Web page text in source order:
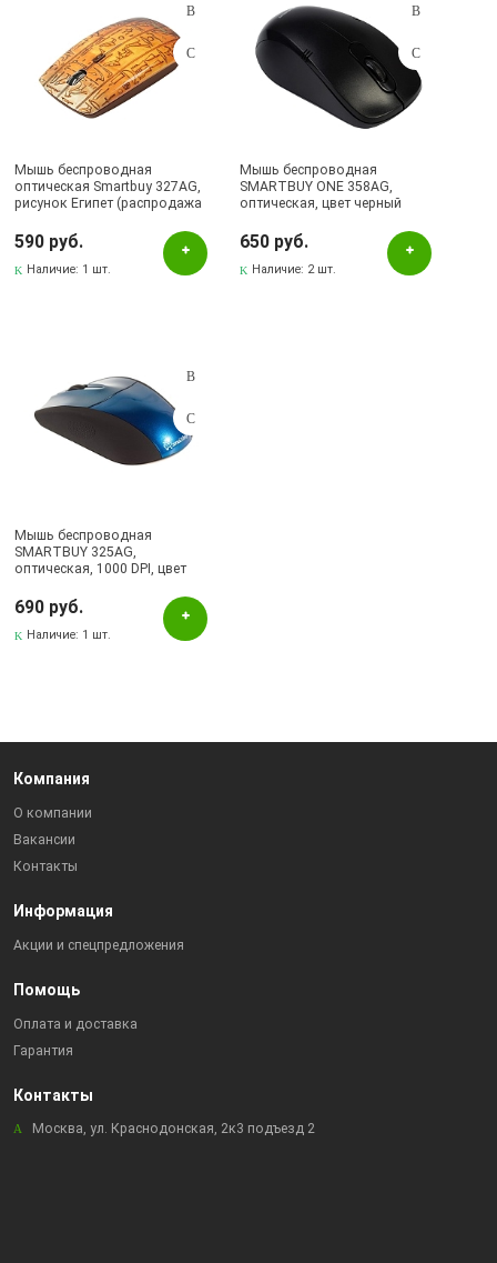
Мышь беспроводная
оптическая Smartbuy 327AG,
рисунок Египет (распродажа
590 руб.
Наличие: 1 шт.
Мышь беспроводная
SMARTBUY ONE 358AG,
оптическая, цвет черный
650 руб.
Наличие: 2 шт.
Мышь беспроводная
SMARTBUY 325AG,
оптическая, 1000 DPI, цвет
690 руб.
Наличие: 1 шт.
Компания
О компании
Вакансии
Контакты
Информация
Акции и спецпредложения
Помощь
Оплата и доставка
Гарантия
Контакты
Москва, ул. Краснодонская, 2к3 подъезд 2